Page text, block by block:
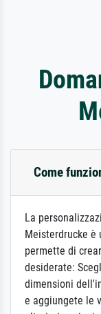
Come
La
Meisterdrucke è
permette di
desiderate:
dimensioni
e aggiungete le